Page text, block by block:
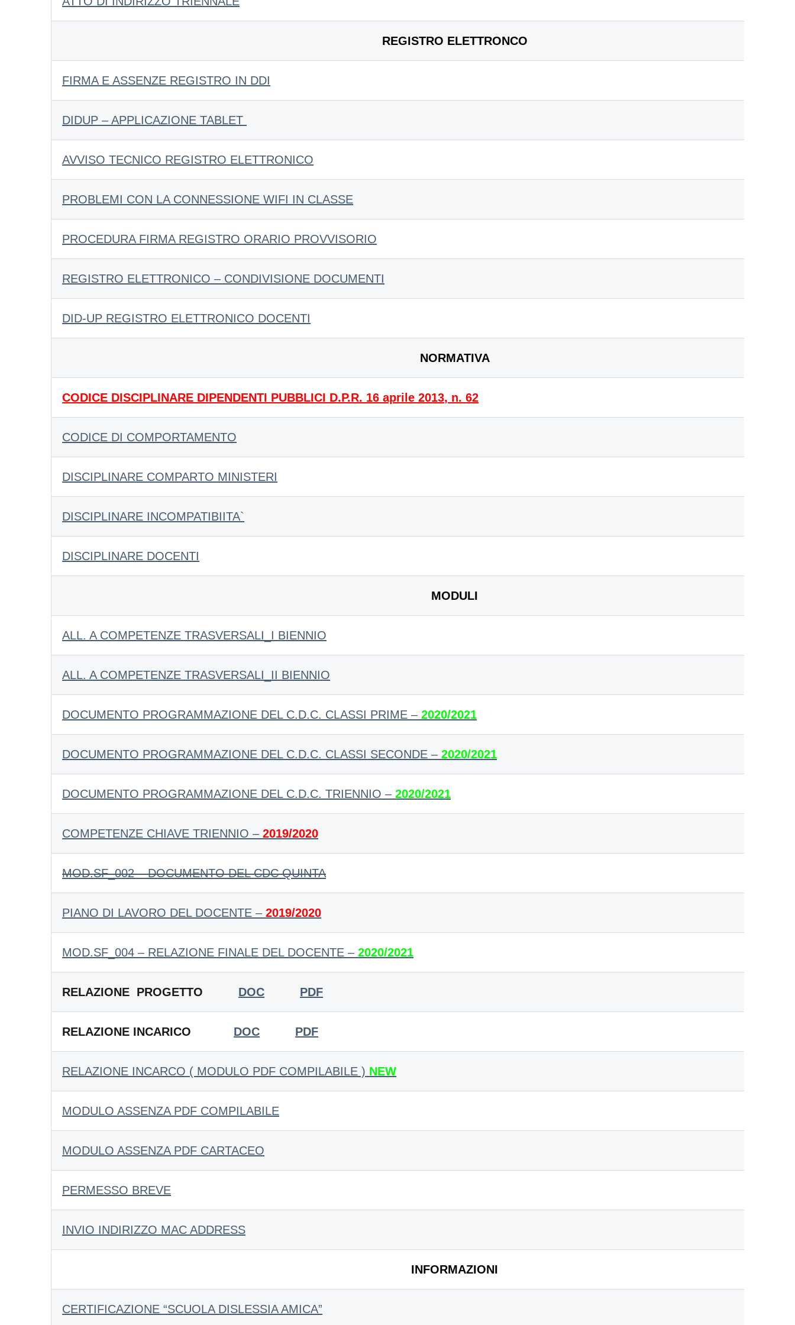
REGISTRO ELETTRONCO
FIRMA E ASSENZE REGISTRO IN DDI
DIDUP – APPLICAZIONE TABLET
AVVISO TECNICO REGISTRO ELETTRONICO
PROBLEMI CON LA CONNESSIONE WIFI IN CLASSE
PROCEDURA FIRMA REGISTRO ORARIO PROVVISORIO
REGISTRO ELETTRONICO – CONDIVISIONE DOCUMENTI
DID-UP REGISTRO ELETTRONICO DOCENTI
NORMATIVA
CODICE DISCIPLINARE DIPENDENTI PUBBLICI D.P.R. 16 aprile 2013, n. 62
CODICE DI COMPORTAMENTO
DISCIPLINARE COMPARTO MINISTERI
DISCIPLINARE INCOMPATIBIITA`
DISCIPLINARE DOCENTI
MODULI
ALL. A COMPETENZE TRASVERSALI_I BIENNIO
ALL. A COMPETENZE TRASVERSALI_II BIENNIO
DOCUMENTO PROGRAMMAZIONE DEL C.D.C. CLASSI PRIME –2020/2021
DOCUMENTO PROGRAMMAZIONE DEL C.D.C. CLASSI SECONDE –2020/2021
DOCUMENTO PROGRAMMAZIONE DEL C.D.C. TRIENNIO –2020/2021
COMPETENZE CHIAVE TRIENNIO –2019/2020
MOD.SF_002 – DOCUMENTO DEL CDC QUINTA
PIANO DI LAVORO DEL DOCENTE –2019/2020
MOD.SF_004 – RELAZIONE FINALE DEL DOCENTE –2020/2021
RELAZIONE PROGETTO DOC PDF
RELAZIONE INCARICO DOC PDF
RELAZIONE INCARCO ( MODULO PDF COMPILABILE ) NEW
MODULO ASSENZA PDF COMPILABILE
MODULO ASSENZA PDF CARTACEO
PERMESSO BREVE
INVIO INDIRIZZO MAC ADDRESS
INFORMAZIONI
CERTIFICAZIONE “SCUOLA DISLESSIA AMICA”